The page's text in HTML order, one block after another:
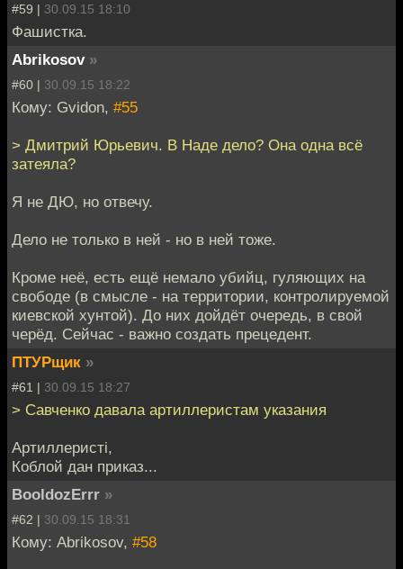
#59 | 30.09.15 18:10
Фашистка.
Abrikosov »
#60 | 30.09.15 18:22
Кому: Gvidon, #55
> Дмитрий Юрьевич. В Наде дело? Она одна всё
затеяла?
Я не ДЮ, но отвечу.
Дело не только в ней - но в ней тоже.
Кроме неё, есть ещё немало убийц, гуляющих на
свободе (в смысле - на территории, контролируемой
киевской хунтой). До них дойдёт очередь, в свой
черёд. Сейчас - важно создать прецедент.
ПТУРщик »
#61 | 30.09.15 18:27
> Савченко давала артиллеристам указания
Артиллеристi,
Коблой дан приказ...
BooldozErrr »
#62 | 30.09.15 18:31
Кому: Abrikosov, #58